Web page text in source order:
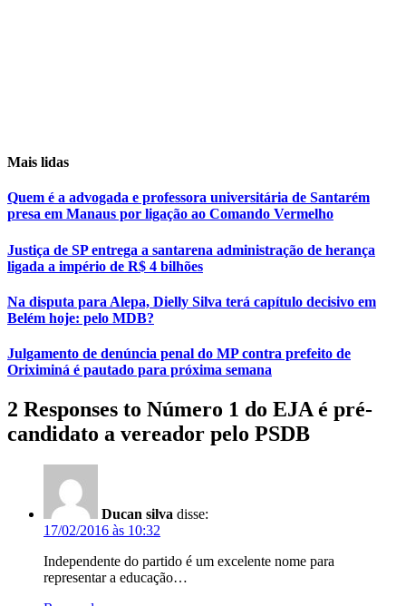
Mais lidas
Quem é a advogada e professora universitária de Santarém
presa em Manaus por ligação ao Comando Vermelho
Justiça de SP entrega a santarena administração de herança
ligada a império de R$ 4 bilhões
Na disputa para Alepa, Dielly Silva terá capítulo decisivo em
Belém hoje: pelo MDB?
Julgamento de denúncia penal do MP contra prefeito de
Oriximiná é pautado para próxima semana
2 Responses to Número 1 do EJA é pré-
candidato a vereador pelo PSDB
Ducan silva disse:
17/02/2016 às 10:32
Independente do partido é um excelente nome para
representar a educação…